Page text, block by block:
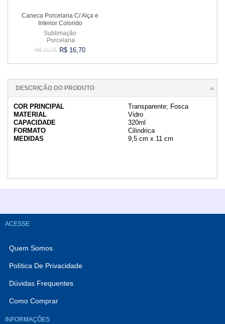
Caneca Porcelana C/ Alça e
Interior Colorido
Sublimação
Porcelana
R$ 21,75 R$ 16,70
DESCRIÇÃO DO PRODUTO
COR PRINCIPAL
Transparente; Fosca
MATERIAL
Vidro
CAPACIDADE
320ml
FORMATO
Cilindrica
MEDIDAS
9,5 cm x 11 cm
ACESSE
Quem Somos
Política De Privacidade
Dúvidas Frequentes
Como Comprar
INFORMAÇÕES